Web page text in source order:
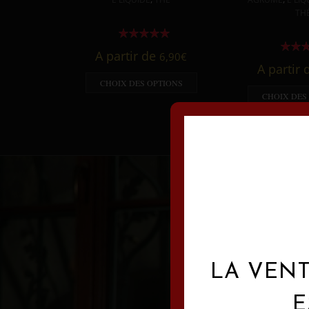
A partir de 6,90€
CHOIX DES OPTIONS
A partir
CHOIX DES
LA